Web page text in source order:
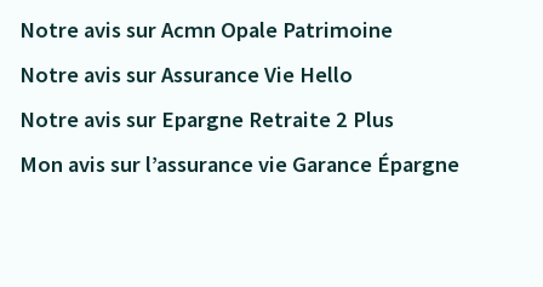
Notre avis sur Acmn Opale Patrimoine
Notre avis sur Assurance Vie Hello
Notre avis sur Epargne Retraite 2 Plus
Mon avis sur l’assurance vie Garance Épargne